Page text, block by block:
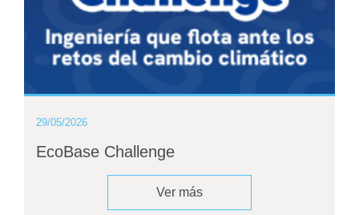
29/05/2026
EcoBase Challenge
Ver más